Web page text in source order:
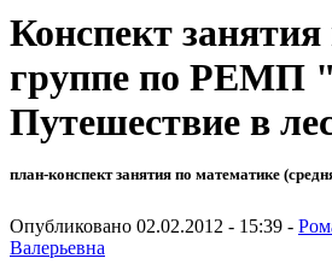
Конспект занятия
группе по РЕМП "
Путешествие в
план-конспект занятия по математике
Опубликовано 02.02.2012 - 15:39 -
Валерьевна